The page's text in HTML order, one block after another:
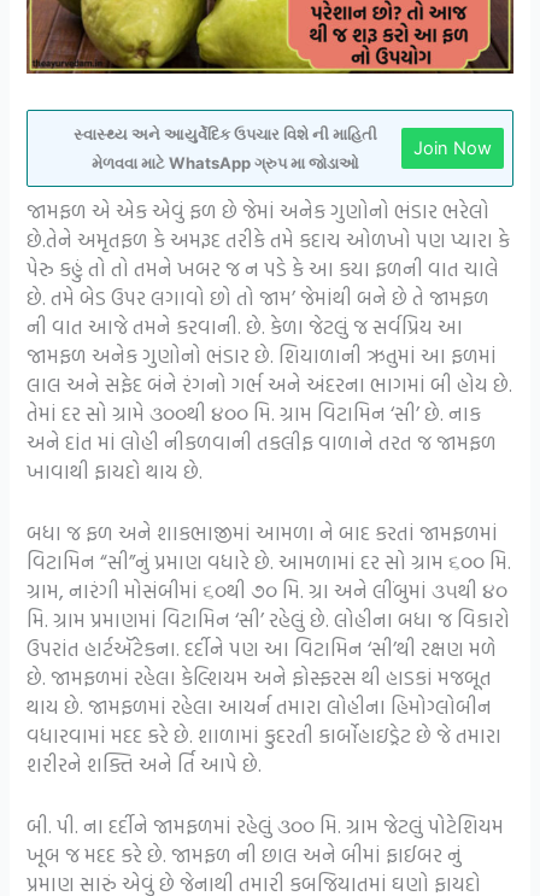
સ્વાસ્થ્ય અને આયુર્વેદિક ઉપચાર વિશે ની માહિતી
મેળવવા માટે WhatsApp ગ્રુપ મા જોડાઓ
Join Now
જામફળ એ એક એવું ફળ છે જેમાં અનેક ગુણોનો ભંડાર ભરેલો
છે.તેને અમૃતફળ કે અમરૂદ તરીકે તમે કદાચ ઓળખો પણ પ્યારા કે
પેરુ કહું તો તો તમને ખબર જ ન પડે કે આ કયા ફળની વાત ચાલે
છે. તમે બેડ ઉપર લગાવો છો તો જામ’ જેમાંથી બને છે તે જામફળ
ની વાત આજે તમને કરવાની. છે. કેળા જેટલું જ સર્વપ્રિય આ
જામફળ અનેક ગુણોનો ભંડાર છે. શિયાળાની ઋતુમાં આ ફળમાં
લાલ અને સફેદ બંને રંગનો ગર્ભ અને અંદરના ભાગમાં બી હોય છે.
તેમાં દર સો ગ્રામે ૩૦૦થી ૪૦૦ મિ. ગ્રામ વિટામિન ‘સી’ છે. નાક
અને દાંત માં લોહી નીકળવાની તકલીફ વાળાને તરત જ જામફળ
ખાવાથી ફાયદો થાય છે.
બધા જ ફળ અને શાકભાજીમાં આમળા ને બાદ કરતાં જામફળમાં
વિટામિન “સી”નું પ્રમાણ વધારે છે. આમળામાં દર સો ગ્રામ ૬૦૦ મિ.
ગ્રામ, નારંગી મોસંબીમાં ૬૦થી ૭૦ મિ. ગ્રા અને લીંબુમાં ૩૫થી ૪૦
મિ. ગ્રામ પ્રમાણમાં વિટામિન ‘સી’ રહેલું છે. લોહીના બધા જ વિકારો
ઉપરાંત હાર્ટઍટેકના. દર્દીને પણ આ વિટામિન ‘સી’થી રક્ષણ મળે
છે. જામફળમાં રહેલા કેલ્શિયમ અને ફોસ્ફરસ થી હાડકાં મજબૂત
થાય છે. જામફળમાં રહેલા આયર્ન તમારા લોહીના હિમોગ્લોબીન
વધારવામાં મદદ કરે છે. શાળામાં કુદરતી કાર્બોહાઇડ્રેટ છે જે તમારા
શરીરને શક્તિ અને ર્તિ આપે છે.
બી. પી. ના દર્દીને જામફળમાં રહેલું ૩૦૦ મિ. ગ્રામ જેટલું પોટેશિયમ
ખૂબ જ મદદ કરે છે. જામફળ ની છાલ અને બીમાં ફાઈબર નું
પ્રમાણ સારું એવું છે જેનાથી તમારી કબજિયાતમાં ઘણો ફાયદો